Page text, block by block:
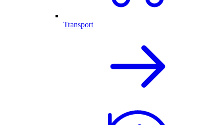
Transport